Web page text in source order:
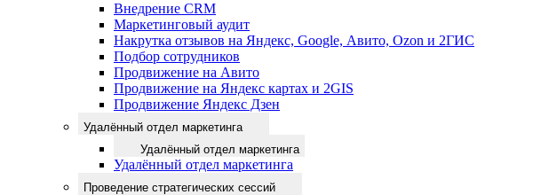
Внедрение CRM
Маркетинговый аудит
Накрутка отзывов на Яндекс, Google, Авито, Ozon и 2ГИС
Подбор сотрудников
Продвижение на Авито
Продвижение на Яндекс картах и 2GIS
Продвижение Яндекс Дзен
Удалённый отдел маркетинга
Удалённый отдел маркетинга
Удалённый отдел маркетинга
Проведение стратегических сессий